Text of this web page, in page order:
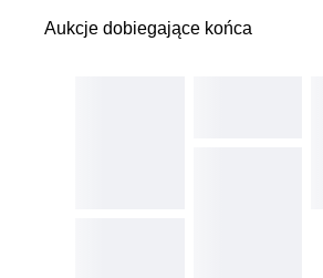
Aukcje dobiegające końca